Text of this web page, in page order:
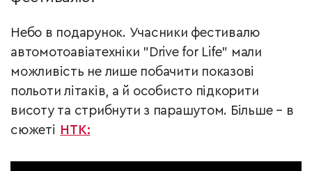
Небо в подарунок. Учасники фестивалю
автомотоавіатехніки "Drive for Life" мали
можливість не лише побачити показові
польоти літаків, а й особисто підкорити
висоту та стрибнути з парашутом. Більше – в
сюжеті
НТК: